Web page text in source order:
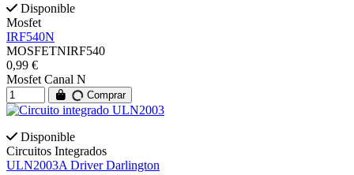
Disponible
Mosfet
IRF540N
MOSFETNIRF540
0,99 €
Mosfet Canal N
Comprar
Disponible
Circuitos Integrados
ULN2003A Driver Darlington